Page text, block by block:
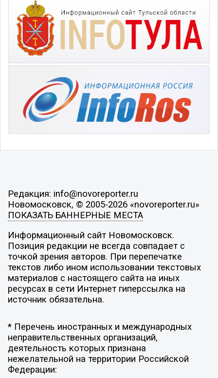
Редакция: info@novoreporter.ru
Новомосковск, © 2005-2026 «novoreporter.ru»
ПОКАЗАТЬ БАННЕРНЫЕ МЕСТА
Информационный сайт Новомосковск.
Позиция редакции не всегда совпадает с
точкой зрения авторов. При перепечатке
текстов либо ином использовании текстовых
материалов с настоящего сайта на иных
ресурсах в сети Интернет гиперссылка на
источник обязательна.
* Перечень иностранных и международных
неправительственных организаций,
деятельность которых признана
нежелательной на территории Российской
Федерации: